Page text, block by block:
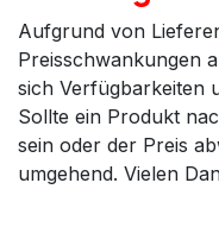
Aufgrund von
Preisschwankungen
sich Verfügbarkeiten
Sollte ein Produkt
sein oder der Preis
umgehend. Vielen